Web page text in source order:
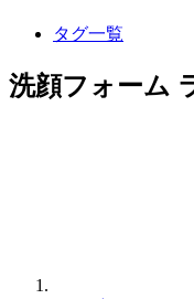
タグ一覧
洗顔フォーム